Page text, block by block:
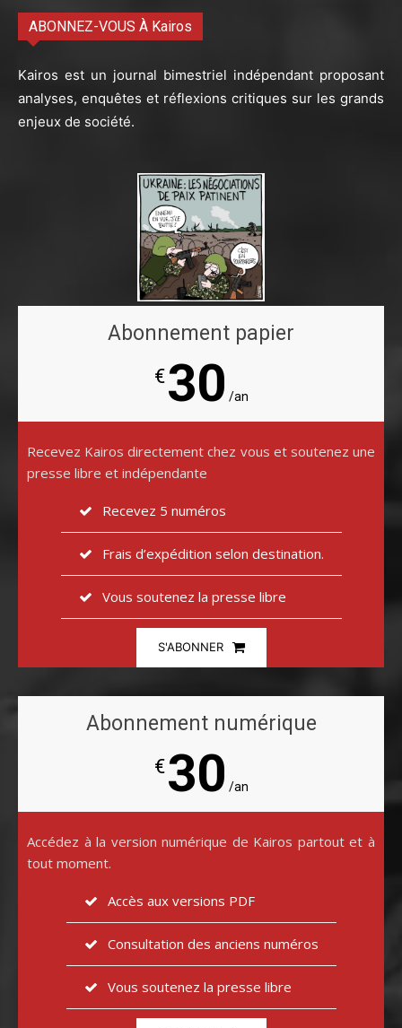
ABONNEZ-VOUS À Kairos
Kairos est un journal bimestriel indépendant proposant
analyses, enquêtes et réflexions critiques sur les grands
enjeux de société.
Abonnement papier
€30 /an
Recevez Kairos directement chez vous et soutenez une
presse libre et indépendante
Recevez 5 numéros
Frais d’expédition selon destination.
Vous soutenez la presse libre
S'ABONNER
Abonnement numérique
€30 /an
Accédez à la version numérique de Kairos partout et à
tout moment.
Accès aux versions PDF
Consultation des anciens numéros
Vous soutenez la presse libre